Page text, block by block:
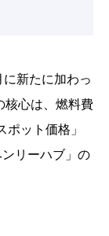
新たに加わっ
核心は、燃料費
ット価格」
リーハブ」の